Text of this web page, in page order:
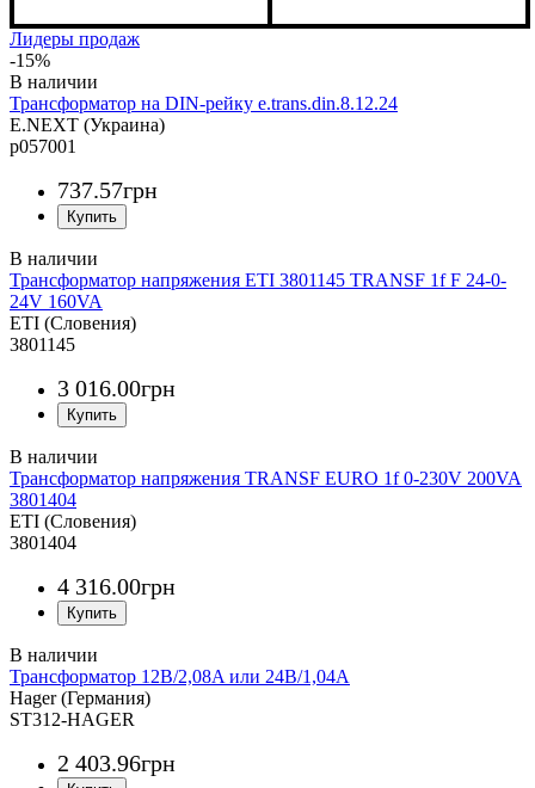
Лидеры продаж
-15%
Трансформатор на DIN-рейку e.trans.din.8.12.24
E.NEXT (Украина)
p057001
737.57грн
Трансформатор напряжения ETI 3801145 TRANSF 1f F 24-0-
24V 160VA
ETI (Словения)
3801145
3 016.00грн
Трансформатор напряжения TRANSF EURO 1f 0-230V 200VA
3801404
ETI (Словения)
3801404
4 316.00грн
Трансформатор 12В/2,08A или 24В/1,04A
Hager (Германия)
ST312-HAGER
2 403.96грн